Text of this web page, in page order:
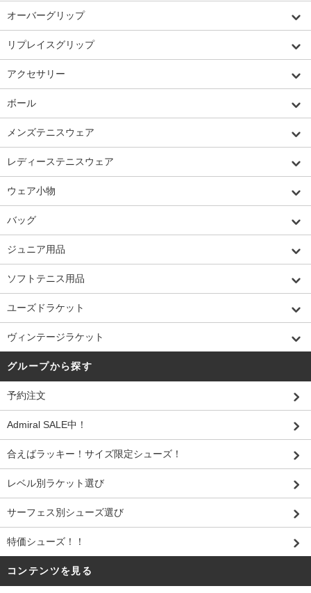
オーバーグリップ
リプレイスグリップ
アクセサリー
ボール
メンズテニスウェア
レディーステニスウェア
ウェア小物
バッグ
ジュニア用品
ソフトテニス用品
ユーズドラケット
ヴィンテージラケット
グループから探す
予約注文
Admiral SALE中！
合えばラッキー！サイズ限定シューズ！
レベル別ラケット選び
サーフェス別シューズ選び
特価シューズ！！
コンテンツを見る